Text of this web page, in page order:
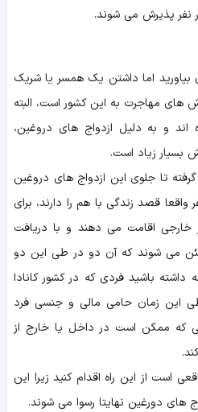
بیاورید اما داشتن یک همسر یا شریک
های مهاجرت به این کشور است، البته
و به دلیل ازدواج های دروغین،
بسیار زیاد است.
تا جلوی این ازدواج های دروغین
قصد زندگی با هم را دارند، برای
اقامت می دهند و با دریافت
می شوند که آن دو در طی این دو
باشید فردی که در کشور کانادا
این زمان حامی مالی و جنسی فرد
که ممکن است در داخل یا خارج از
است از این راه اقدام کنید زیرا این
های دورغین نهایتا رسوا می شوند.